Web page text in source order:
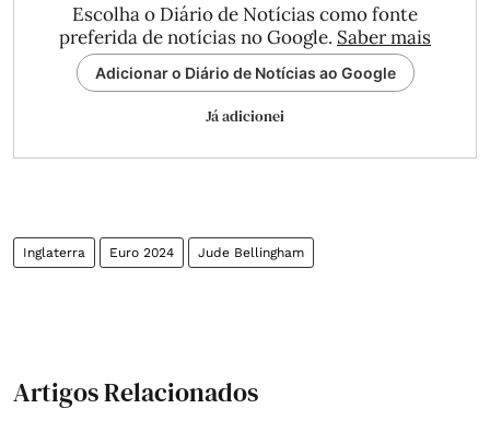
Escolha o Diário de Notícias como fonte
preferida de notícias no Google. Saber mais
Adicionar o Diário de Notícias ao Google
Já adicionei
Inglaterra Euro 2024 Jude Bellingham
Artigos Relacionados